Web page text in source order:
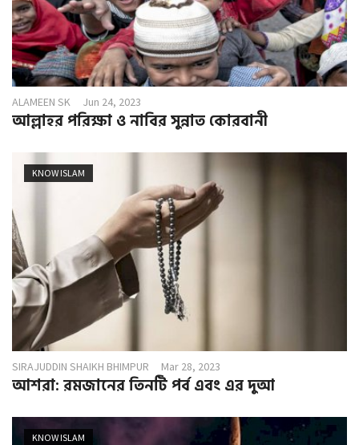
ALAMEEN SK Jun 24, 2023
আল্লাহর পরিক্ষা ও নাবির সুন্নাত কোরবানী
KNOW ISLAM
SIRAJUDDIN SHAIKH BHIMPUR Mar 28, 2023
আশরা: রমজানের তিনটি পর্ব এবং এর দুআ
KNOW ISLAM